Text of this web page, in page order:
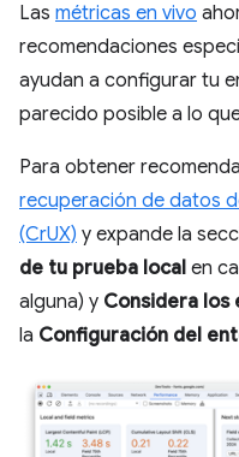
Las métricas en vivo
recomendaciones
ayudan a configurar tu
parecido posible a lo
Para obtener
recuperación de datos
(CrUX) y expande la
de tu prueba local en
alguna) y Considera los
la Configuración del